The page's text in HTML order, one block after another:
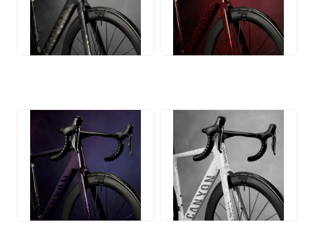
JPG JPG
JPG JPG